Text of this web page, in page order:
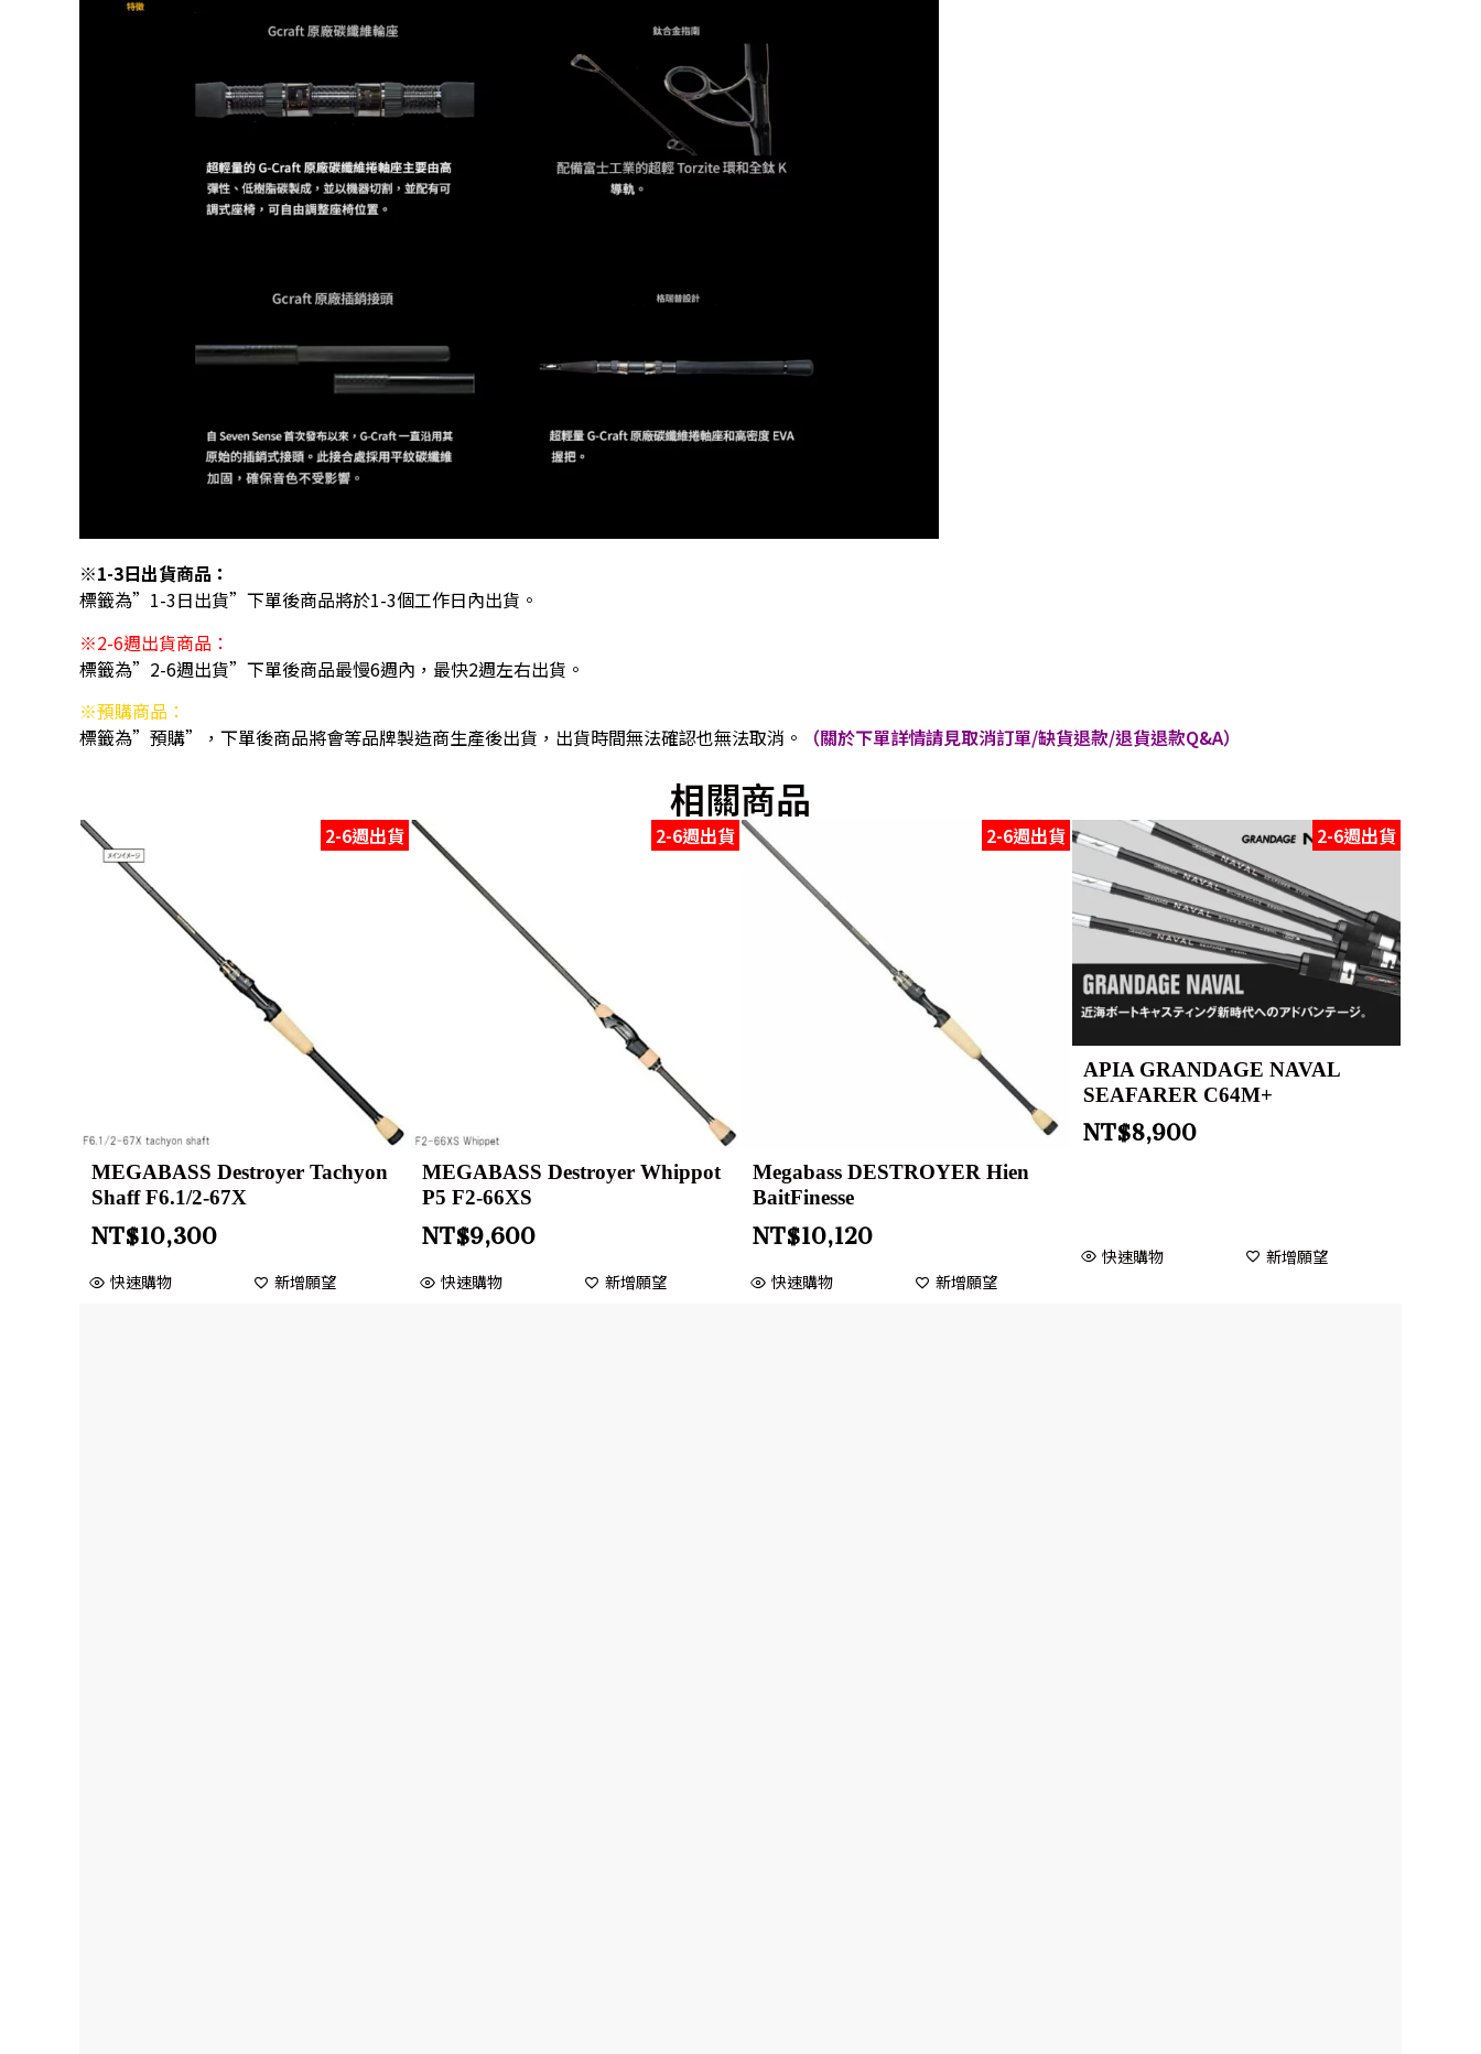
※1-3日出貨商品：
標籤為”1-3日出貨”下單後商品將於1-3個工作日內出貨。
※2-6週出貨商品：
標籤為”2-6週出貨”下單後商品最慢6週內，最快2週左右出貨。
※預購商品：
標籤為”預購”，下單後商品將會等品牌製造商生產後出貨，出貨時間無法確認也無法取消。
（關於下單詳情請見取消訂單/缺貨退款/退貨退款Q&A）
相關商品
2-6週出貨
MEGABASS Destroyer Tachyon
Shaff F6.1/2-67X
NT$10,300
快速購物 新增願望
2-6週出貨
MEGABASS Destroyer Whippot
P5 F2-66XS
NT$9,600
快速購物 新增願望
2-6週出貨
Megabass DESTROYER Hien
BaitFinesse
NT$10,120
快速購物 新增願望
2-6週出貨
APIA GRANDAGE NAVAL
SEAFARER C64M+
NT$8,900
快速購物 新增願望